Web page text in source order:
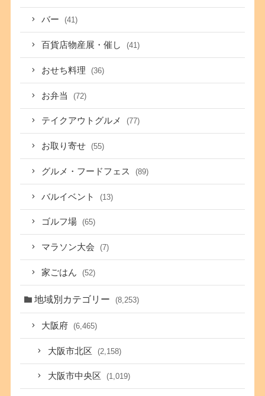
バー (41)
百貨店物産展・催し (41)
おせち料理 (36)
お弁当 (72)
テイクアウトグルメ (77)
お取り寄せ (55)
グルメ・フードフェス (89)
バルイベント (13)
ゴルフ場 (65)
マラソン大会 (7)
家ごはん (52)
地域別カテゴリー (8,253)
大阪府 (6,465)
大阪市北区 (2,158)
大阪市中央区 (1,019)